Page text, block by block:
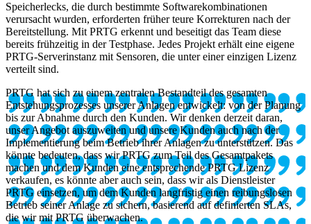
Speicherlecks, die durch bestimmte Softwarekombinationen
verursacht wurden, erforderten früher teure Korrekturen nach der
Bereitstellung. Mit PRTG erkennt und beseitigt das Team diese
bereits frühzeitig in der Testphase. Jedes Projekt erhält eine eigene
PRTG-Serverinstanz mit Sensoren, die unter einer einzigen Lizenz
verteilt sind.
PRTG hat sich zu einem zentralen Bestandteil des gesamten
Entstehungsprozesses unserer Anlagen entwickelt: von der Planung
bis zur Abnahme durch den Kunden. Wir denken derzeit daran,
unser Angebot auszuweiten und unsere Kunden auch nach der
Implementierung beim Betrieb ihrer Anlagen zu unterstützen. Das
könnte bedeuten, dass wir PRTG zum Teil des Gesamtpakets
machen und dem Kunden eine entsprechende PRTG Lizenz
verkaufen, es könnte aber auch sein, dass wir als Dienstleister
PRTG einsetzen, um dem Kunden langfristig einen reibungslosen
Betrieb seiner Anlage zu sichern, basierend auf definierten SLAs,
die wir mit PRTG überwachen.